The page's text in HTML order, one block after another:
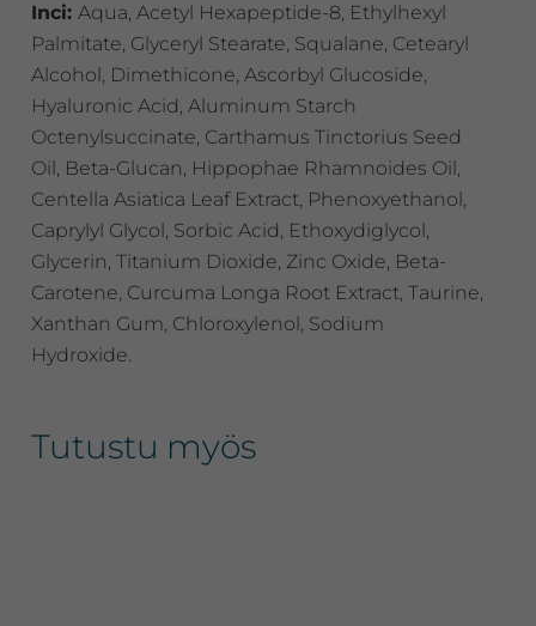
Inci: Aqua, Acetyl Hexapeptide-8, Ethylhexyl
Palmitate, Glyceryl Stearate, Squalane, Cetearyl
Alcohol, Dimethicone, Ascorbyl Glucoside,
Hyaluronic Acid, Aluminum Starch
Octenylsuccinate, Carthamus Tinctorius Seed
Oil, Beta-Glucan, Hippophae Rhamnoides Oil,
Centella Asiatica Leaf Extract, Phenoxyethanol,
Caprylyl Glycol, Sorbic Acid, Ethoxydiglycol,
Glycerin, Titanium Dioxide, Zinc Oxide, Beta-
Carotene, Curcuma Longa Root Extract, Taurine,
Xanthan Gum, Chloroxylenol, Sodium
Hydroxide.
Tutustu myös